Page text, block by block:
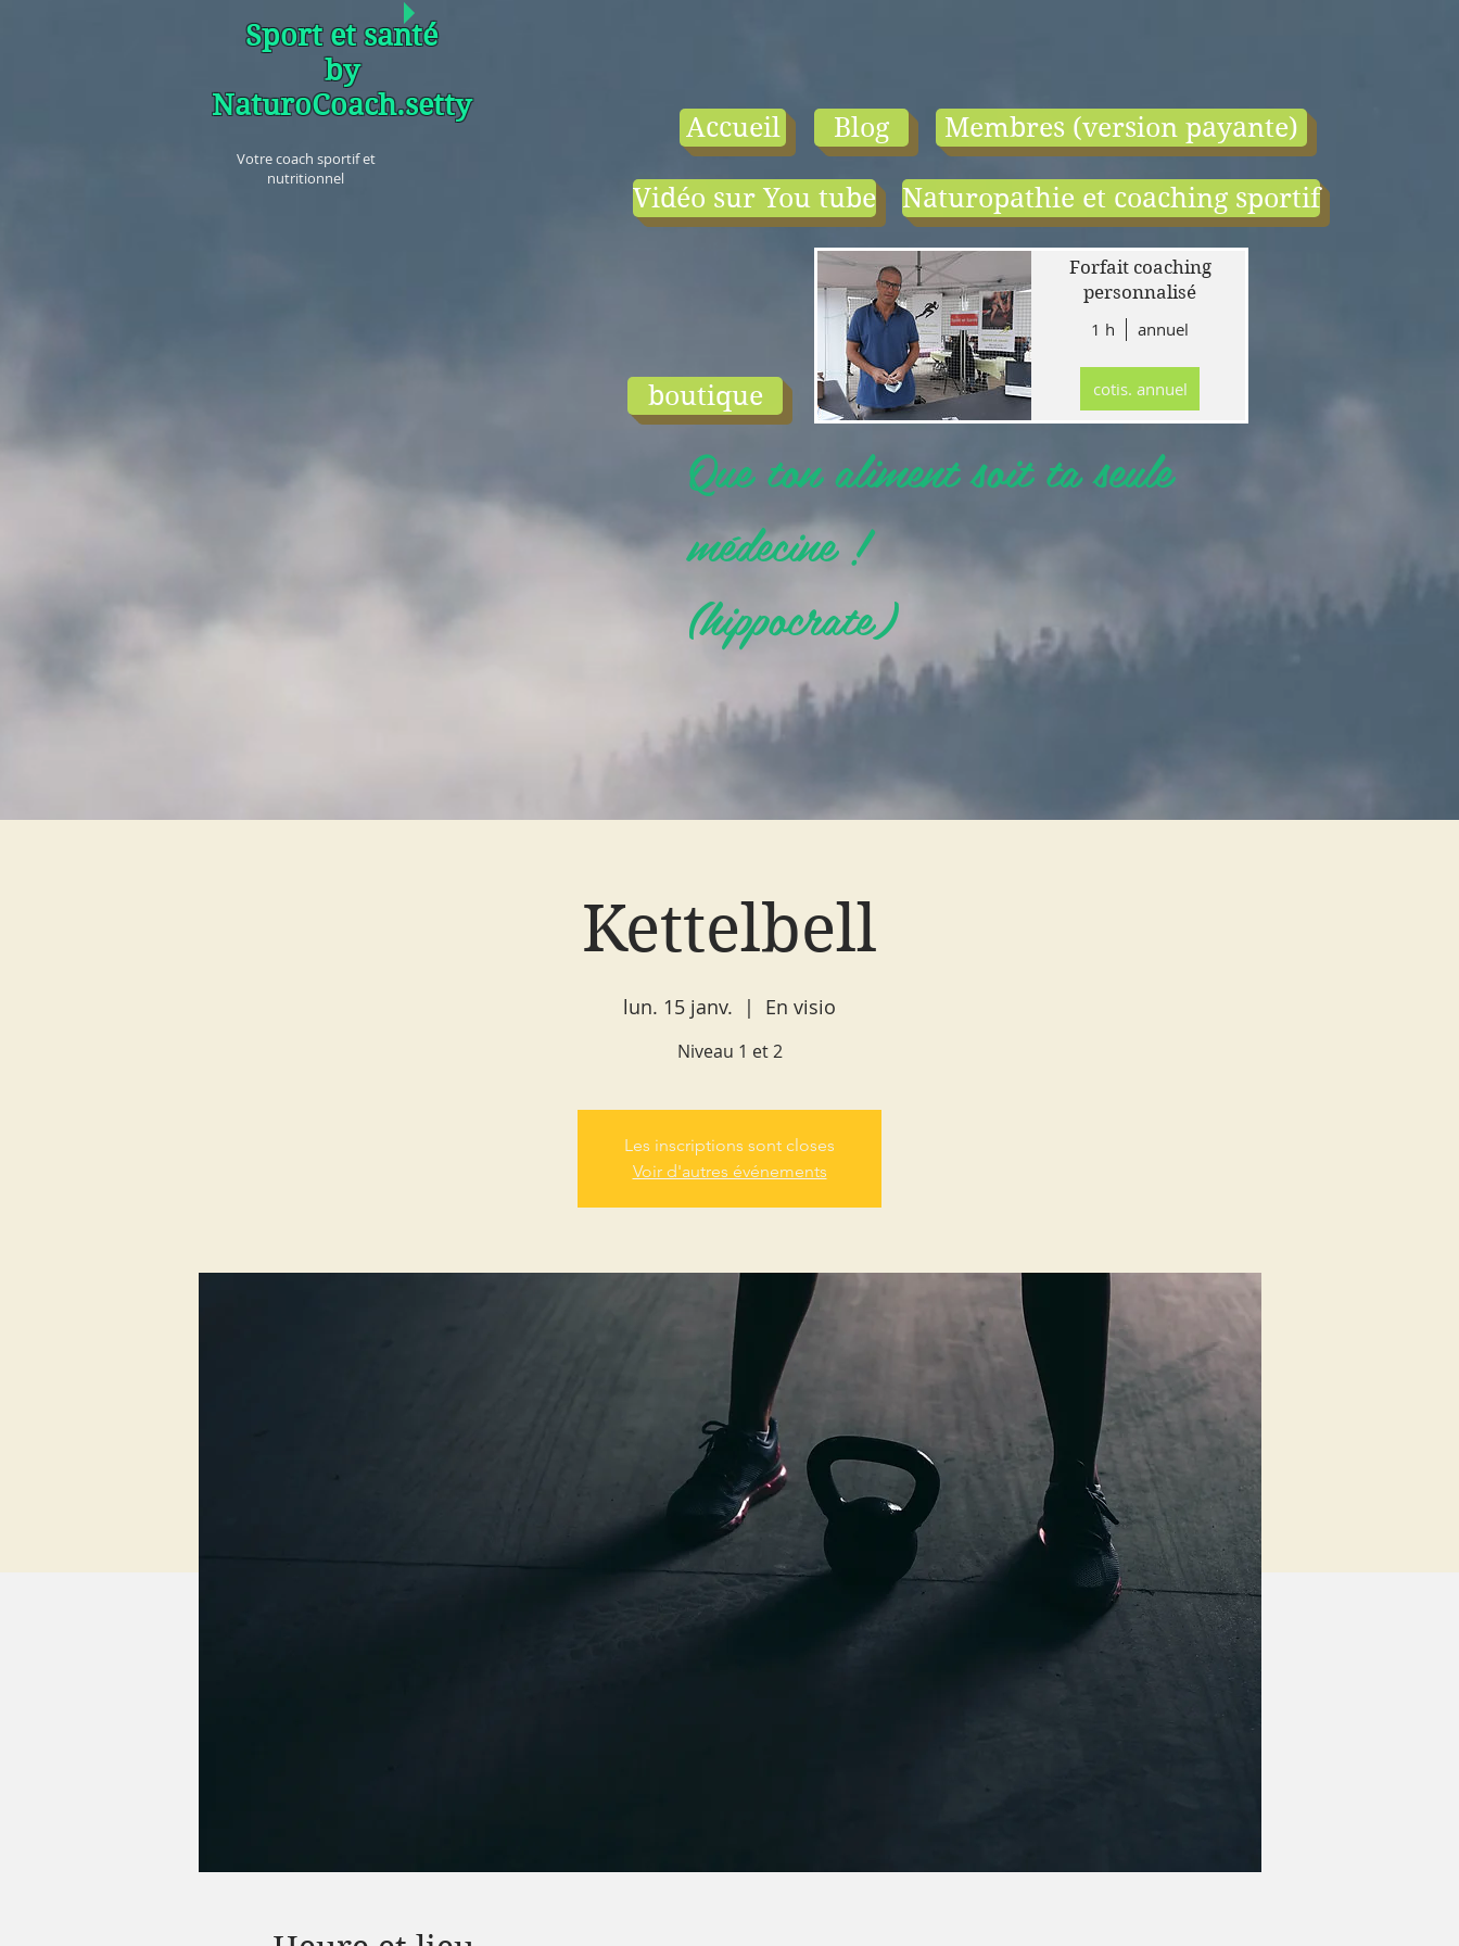
Sport et santé
by
NaturoCoach.setty
Votre coach sportif et
nutritionnel
Accueil Blog Membres (version payante)
Vidéo sur You tube Naturopathie et coaching sportif
boutique
- le tarif comprend:
1) une visio-
conférence par
mois en salle ou en
ligne.
2) 1 cours en
groupe de condition
physique en ligne
ou en salle par
semaine (sauf juillet
Forfait coaching
personnalisé
1 h
annuel
cotis. annuel
Que ton aliment soit ta seule
médecine !
(hippocrate)
Kettelbell
lun. 15 janv.
  |
En visio
Niveau 1 et 2
Les inscriptions sont closes
Voir d'autres événements